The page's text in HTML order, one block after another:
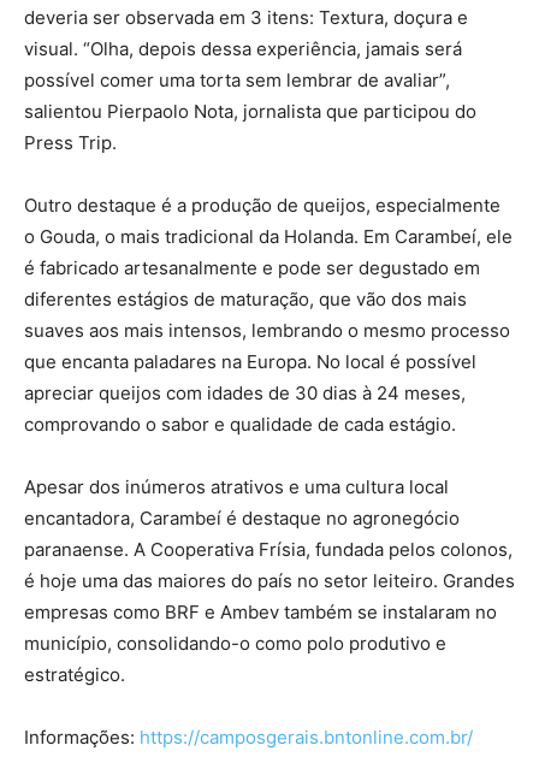
deveria ser observada em 3 itens: Textura, doçura e
visual. “Olha, depois dessa experiência, jamais será
possível comer uma torta sem lembrar de avaliar”,
salientou Pierpaolo Nota, jornalista que participou do
Press Trip.
Outro destaque é a produção de queijos, especialmente
o Gouda, o mais tradicional da Holanda. Em Carambeí, ele
é fabricado artesanalmente e pode ser degustado em
diferentes estágios de maturação, que vão dos mais
suaves aos mais intensos, lembrando o mesmo processo
que encanta paladares na Europa. No local é possível
apreciar queijos com idades de 30 dias à 24 meses,
comprovando o sabor e qualidade de cada estágio.
Apesar dos inúmeros atrativos e uma cultura local
encantadora, Carambeí é destaque no agronegócio
paranaense. A Cooperativa Frísia, fundada pelos colonos,
é hoje uma das maiores do país no setor leiteiro. Grandes
empresas como BRF e Ambev também se instalaram no
município, consolidando-o como polo produtivo e
estratégico.
Informações: https://camposgerais.bntonline.com.br/